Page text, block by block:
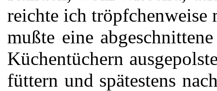
reichte ich tröpfchenweise
mußte eine
Küchentüchern
füttern und spätestens